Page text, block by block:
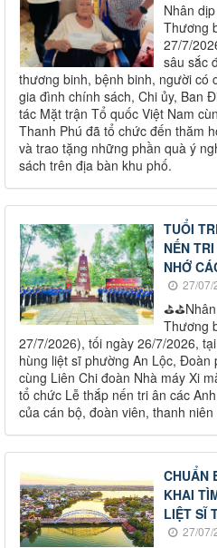
Nhân
Thương
27/7/
sâu sắc
thương binh, bệnh binh, người có
gia đình chính sách, Chi ủy, Ban
tác Mặt trận Tổ quốc Việt Nam
Thanh Phú đã tổ chức đến thăm
và trao tặng những phần quà ý
sách trên địa bàn khu phố.
TUỔI
NẾN
NHỚ
27/07/
Thương
27/7/2026), tối ngày 26/7/2026,
hùng liệt sĩ phường An Lộc, Đoàn
cùng Liên Chi đoàn Nhà máy Xi
tổ chức Lễ thắp nến tri ân các
của cán bộ, đoàn viên, thanh niên
CHUẨN
KHAI
LIỆT SĨ
27/07/